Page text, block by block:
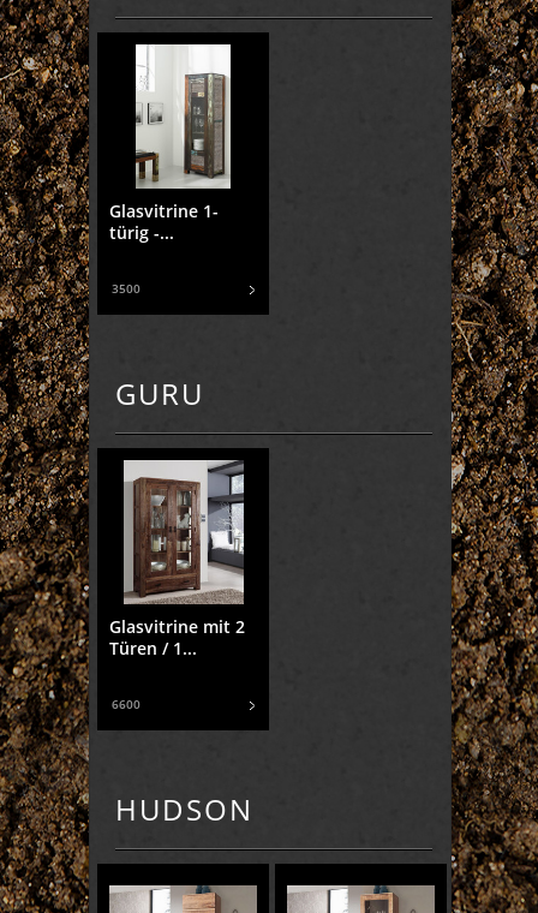
Glasvitrine 1-
türig -...
3500
GURU
Glasvitrine mit 2
Türen / 1...
6600
HUDSON